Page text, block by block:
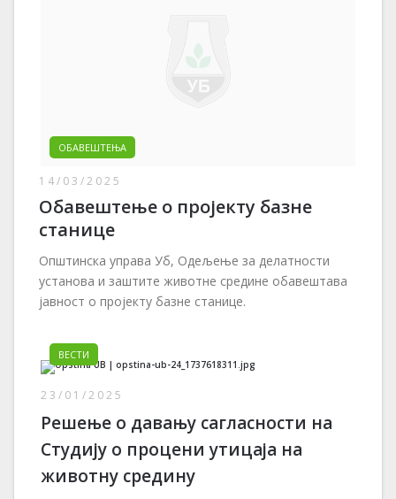
ОБАВЕШТЕЊА
14/03/2025
Обавештење о пројекту базне
станице
Општинска управа Уб, Одељење за делатности
установа и заштите животне средине обавештава
јавност о пројекту базне станице.
ВЕСТИ
23/01/2025
Решење о давању сагласности на
Студију о процени утицаја на
животну средину